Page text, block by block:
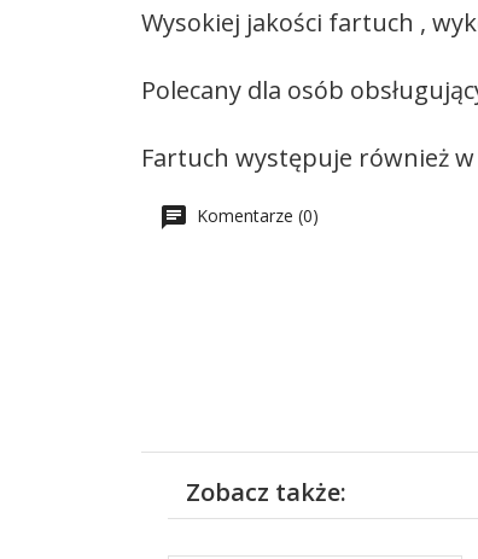
Wysokiej jakości fartuch ,
Polecany dla osób
Fartuch występuje również
Komentarze (0)
Zobacz także: